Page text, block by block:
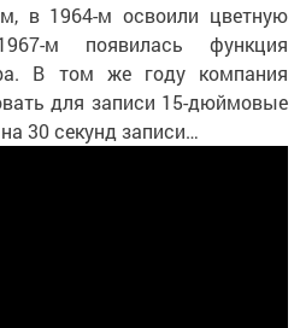
в 1964-м освоили цветную
м появилась функция
В том же году компания
для записи 15-дюймовые
30 секунд записи…